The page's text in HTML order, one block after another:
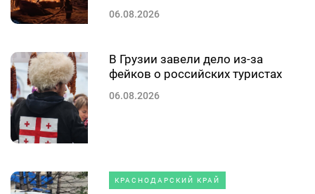
06.08.2026
В Грузии завели дело из-за
фейков о российских туристах
06.08.2026
КРАСНОДАРСКИЙ КРАЙ